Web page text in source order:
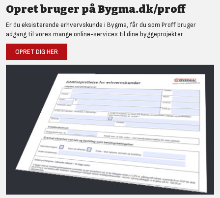
Opret bruger på Bygma.dk/proff
Er du eksisterende erhvervskunde i Bygma, får du som Proff bruger
adgang til vores mange online-services til dine byggeprojekter.
OPRET DIG HER